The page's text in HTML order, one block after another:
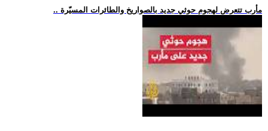
.. مأرب تتعرض لهجوم حوثي جديد بالصواريخ والطائرات المسيّرة